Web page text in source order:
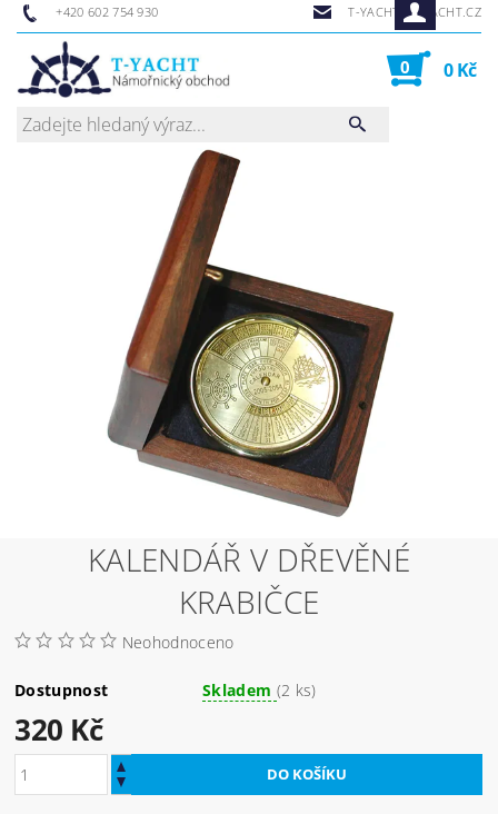
+420 602 754 930 T-YACHT@T-YACHT.CZ
0 0 Kč
KALENDÁŘ V DŘEVĚNÉ
KRABIČCE
Neohodnoceno
Dostupnost Skladem (2 ks)
320 Kč